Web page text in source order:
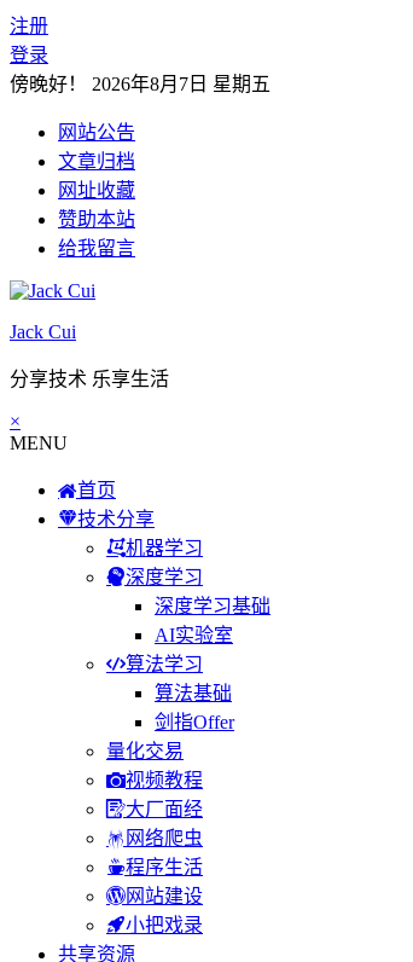
注册
登录
傍晚好！ 2026年8月7日 星期五
网站公告
文章归档
网址收藏
赞助本站
给我留言
Jack Cui
分享技术 乐享生活
×
MENU
首页
技术分享
机器学习
深度学习
深度学习基础
AI实验室
算法学习
算法基础
剑指Offer
量化交易
视频教程
大厂面经
网络爬虫
程序生活
网站建设
小把戏录
共享资源